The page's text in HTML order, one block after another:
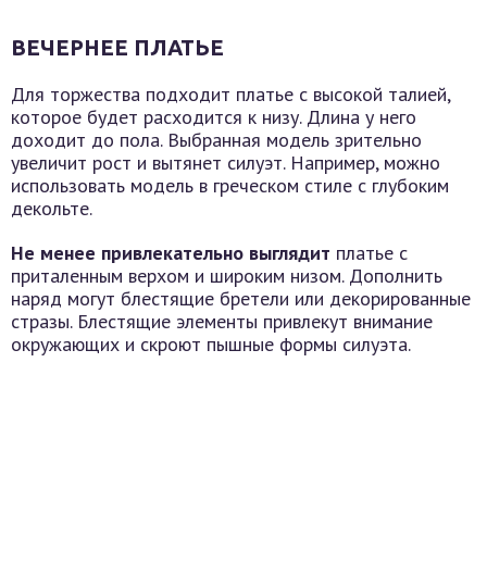
ВЕЧЕРНЕЕ ПЛАТЬЕ
Для торжества подходит платье с высокой талией,
которое будет расходится к низу. Длина у него
доходит до пола. Выбранная модель зрительно
увеличит рост и вытянет силуэт. Например, можно
использовать модель в греческом стиле с глубоким
декольте.
Не менее привлекательно выглядит платье с
приталенным верхом и широким низом. Дополнить
наряд могут блестящие бретели или декорированные
стразы. Блестящие элементы привлекут внимание
окружающих и скроют пышные формы силуэта.